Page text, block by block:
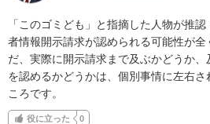
「このゴミども」と指摘した人物が推
者情報開示請求が認められる可能性が
だ、実際に開示請求まで及ぶかどうか
を認めるかどうかは、個別事情に左右さ
ころです。
役に立った 0